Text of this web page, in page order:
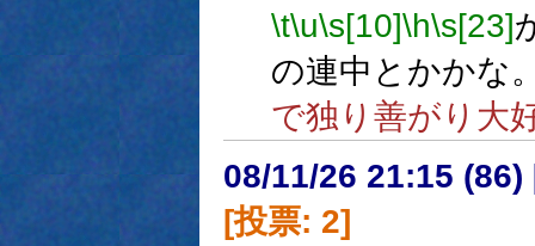
\t\u\s[10]\h\s[23]
の連中とかかな
で独り善がり大
08/11/26 21:15 (86)
[投票: 2]